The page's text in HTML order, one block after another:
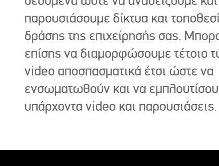
παρουσιάσουμε δίκτυα και
δράσης της επιχείρησής σας.
επίσης να διαμορφώσουμε τέτοιο
video αποσπασματικά έτσι ώστε να
ενσωματωθούν και να
υπάρχοντα video και παρουσιάσεις.